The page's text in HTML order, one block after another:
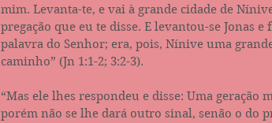
mim. Levanta-te, e vai à grande cidade de
pregação que eu te disse. E levantou-se Jonas
palavra do Senhor; era, pois, Nínive uma
caminho” (Jn‬ ‭1:1-2‬;‬ ‭3:2-3‬).
“Mas ele lhes respondeu e disse: Uma geração
porém não se lhe dará outro sinal, senão o do